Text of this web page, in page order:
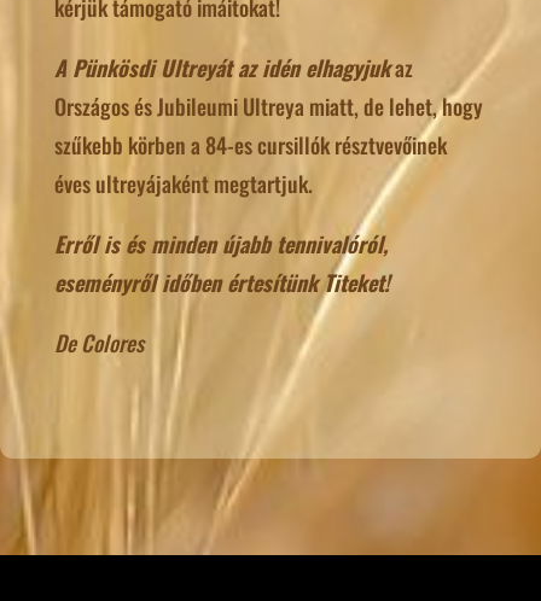
kérjük támogató imáitokat!
A Pünkösdi Ultreyát az idén elhagyjukaz
Országos és Jubileumi Ultreya miatt, de lehet, hogy
szűkebb körben a 84-es cursillók résztvevőinek
éves ultreyájaként megtartjuk.
Erről is és minden újabb tennivalóról,
eseményről időben értesítünk Titeket!
De Colores